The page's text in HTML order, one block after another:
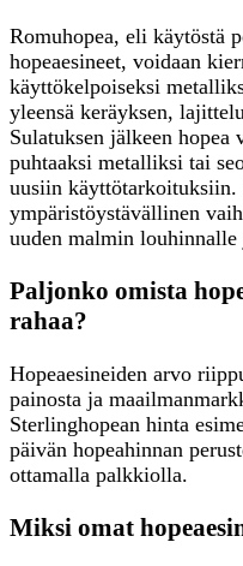
Romuhopea, eli käytöstä
hopeaesineet, voidaan
käyttökelpoiseksi
yleensä keräyksen,
Sulatuksen jälkeen hopea
puhtaaksi metalliksi tai
uusiin käyttötarkoituksiin.
ympäristöystävällinen
uuden malmin louhinnalle
Paljonko omista
rahaa?
Hopeaesineiden arvo
painosta ja
Sterlinghopean hinta
päivän hopeahinnan
ottamalla palkkiolla.
Miksi omat